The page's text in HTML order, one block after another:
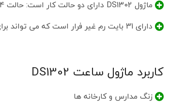
ماژول DS1302 دارای دو حالت کار است: حالت 24 ساعته و حالت 12 ساعته
دارای 31 بایت رم غیر فرار است که می تواند برای ذخیره داده ها یا تنظیمات کاربر و … استفاده شود
کاربرد ماژول ساعت DS1302
زنگ مدارس و کارخانه ها